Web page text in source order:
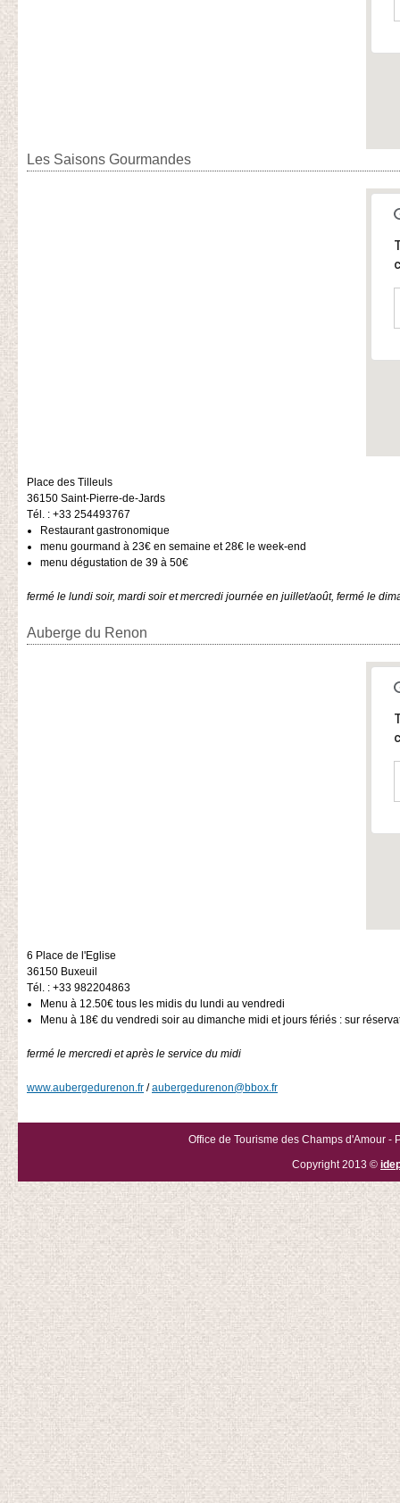
Les Saisons Gourmandes
Place des Tilleuls
36150 Saint-Pierre-de-Jards
Tél. : +33 254493767
Restaurant gastronomique
menu gourmand à 23€ en semaine et 28€ le week-end
menu dégustation de 39 à 50€
fermé le lundi soir, mardi soir et mercredi journée en juillet/août, fermé le
Auberge du Renon
6 Place de l'Eglise
36150 Buxeuil
Tél. : +33 982204863
Menu à 12.50€ tous les midis du lundi au vendredi
Menu à 18€ du vendredi soir au dimanche midi et jours fériés : sur
fermé le mercredi et après le service du midi
www.aubergedurenon.fr /aubergedurenon@bbox.fr
Office de Tourisme des Champs d'Amour -
Copyright 2013 ©